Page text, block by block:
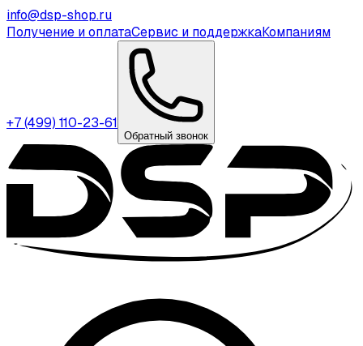
info@dsp-shop.ru
Получение и оплатаСервис и поддержкаКомпаниям
+7 (499) 110-23-61
Обратный звонок